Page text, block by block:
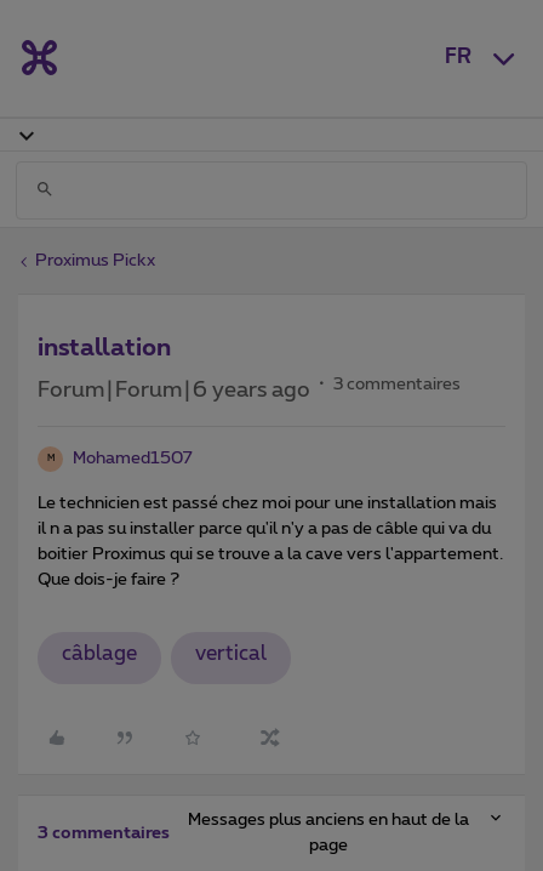
FR
Proximus Pickx
installation
Forum|Forum|6 years ago 3 commentaires
M Mohamed1507
Le technicien est passé chez moi pour une installation mais
il n a pas su installer parce qu'il n'y a pas de câble qui va du
boitier Proximus qui se trouve a la cave vers l'appartement.
Que dois-je faire ?
câblage vertical
3 commentaires
Messages plus anciens en haut de la
page